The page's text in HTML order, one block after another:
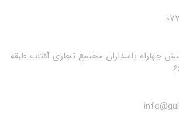
نبش چهاراه پاسداران مجتمع تجاری آفتاب طبقه